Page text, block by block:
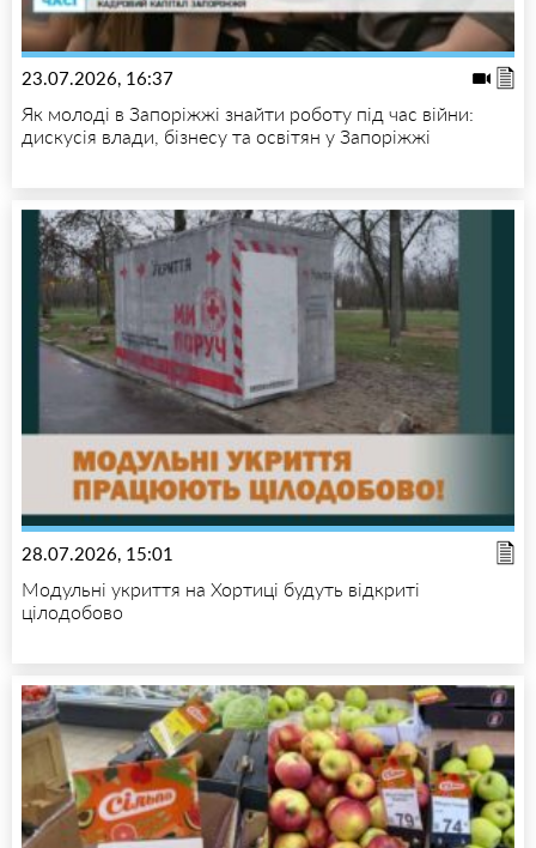
23.07.2026, 16:37
Як молоді в Запоріжжі знайти роботу під час війни:
дискусія влади, бізнесу та освітян у Запоріжжі
28.07.2026, 15:01
Модульні укриття на Хортиці будуть відкриті
цілодобово